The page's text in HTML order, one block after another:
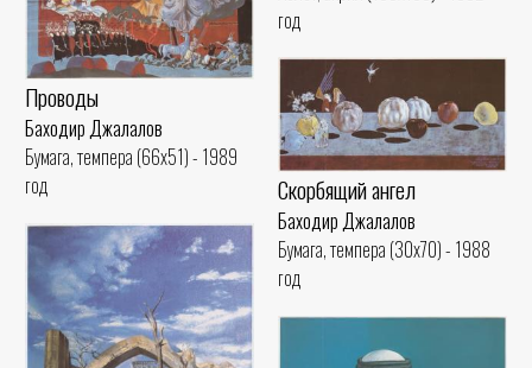
год
Проводы
Баходир Джалалов
Бумага, темпера (66x51) - 1989
год
Скорбящий ангел
Баходир Джалалов
Бумага, темпера (30x70) - 1988
год